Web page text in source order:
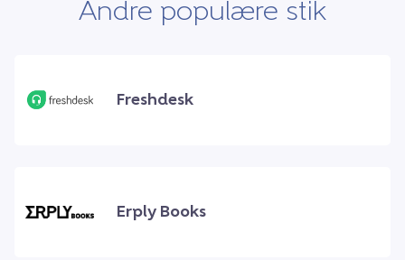
Andre populære stik
Freshdesk
Erply Books